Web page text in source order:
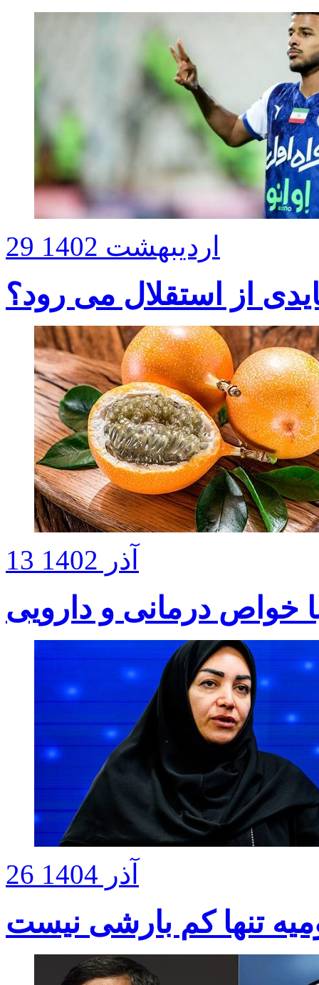
29 اردیبهشت 1402
از استقلال می رود؟
13 آذر 1402
خواص درمانی و دارویی
26 آذر 1404
تنها کم بارشی نیست